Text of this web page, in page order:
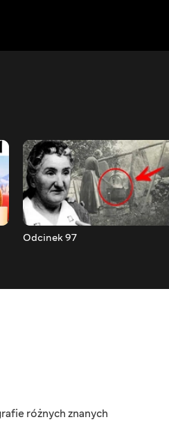
Odcinek 97
różnych znanych